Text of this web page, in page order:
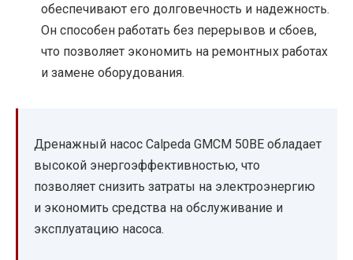
обеспечивают его долговечность и надежность.
Он способен работать без перерывов и сбоев,
что позволяет экономить на ремонтных работах
и замене оборудования.
Дренажный насос Calpeda GMCM 50BE обладает
высокой энергоэффективностью, что
позволяет снизить затраты на электроэнергию
и экономить средства на обслуживание и
эксплуатацию насоса.